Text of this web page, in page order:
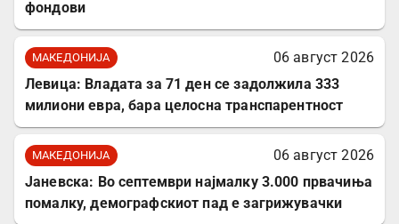
фондови
МАКЕДОНИЈА
06 август 2026
Левица: Владата за 71 ден се задолжила 333
милиони евра, бара целосна транспарентност
МАКЕДОНИЈА
06 август 2026
Јаневска: Во септември најмалку 3.000 првачиња
помалку, демографскиот пад е загрижувачки